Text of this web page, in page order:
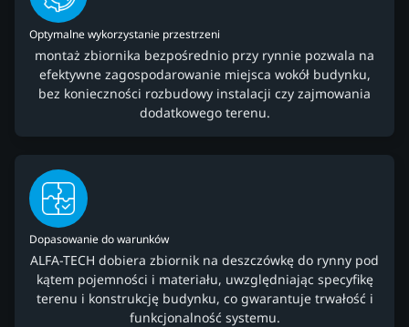
Optymalne wykorzystanie przestrzeni
montaż zbiornika bezpośrednio przy rynnie pozwala na
efektywne zagospodarowanie miejsca wokół budynku,
bez konieczności rozbudowy instalacji czy zajmowania
dodatkowego terenu.
Dopasowanie do warunków
ALFA-TECH dobiera zbiornik na deszczówkę do rynny pod
kątem pojemności i materiału, uwzględniając specyfikę
terenu i konstrukcję budynku, co gwarantuje trwałość i
funkcjonalność systemu.